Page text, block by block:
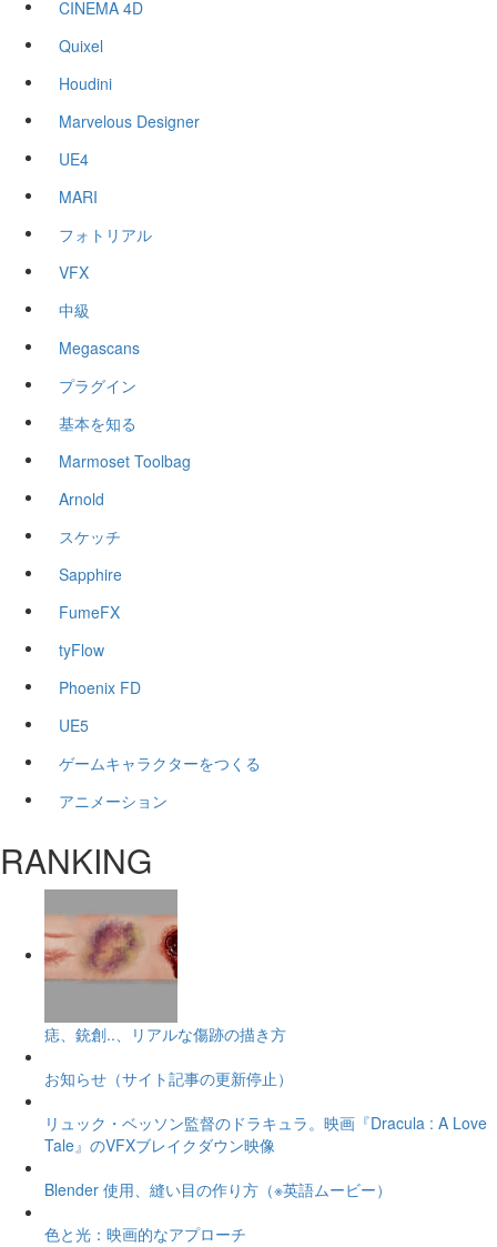
CINEMA 4D
Quixel
Houdini
Marvelous Designer
UE4
MARI
フォトリアル
VFX
中級
Megascans
プラグイン
基本を知る
Marmoset Toolbag
Arnold
スケッチ
Sapphire
FumeFX
tyFlow
Phoenix FD
UE5
ゲームキャラクターをつくる
アニメーション
RANKING
痣、銃創..、リアルな傷跡の描き方
お知らせ（サイト記事の更新停止）
リュック・ベッソン監督のドラキュラ。映画『Dracula : A Love
Tale』のVFXブレイクダウン映像
Blender 使用、縫い目の作り方（※英語ムービー）
色と光：映画的なアプローチ